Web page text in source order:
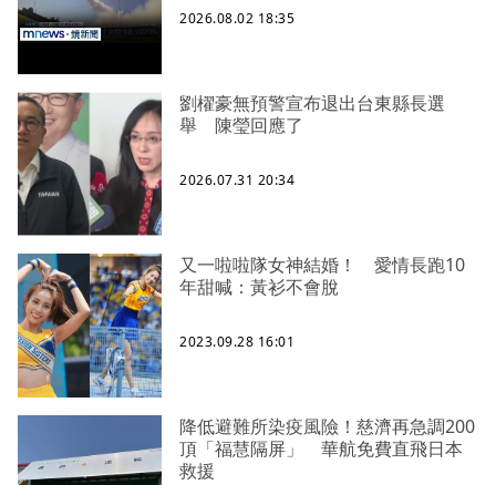
2026.08.02 18:35
劉櫂豪無預警宣布退出台東縣長選
舉 陳瑩回應了
2026.07.31 20:34
又一啦啦隊女神結婚！ 愛情長跑10
年甜喊：黃衫不會脫
2023.09.28 16:01
降低避難所染疫風險！慈濟再急調200
頂「福慧隔屏」 華航免費直飛日本
救援